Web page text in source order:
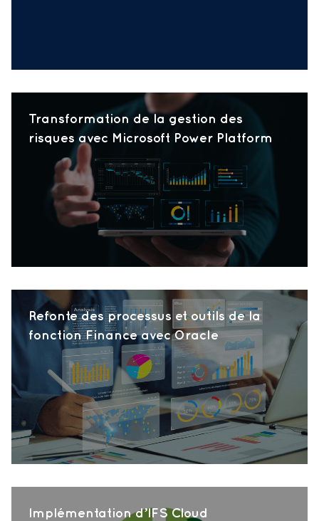
Transformation de la gestion des
risques avec Microsoft Power Platform
Refonte des processus et outils de la
fonction Finance avec Oracle
Implémentation d’IFS Cloud